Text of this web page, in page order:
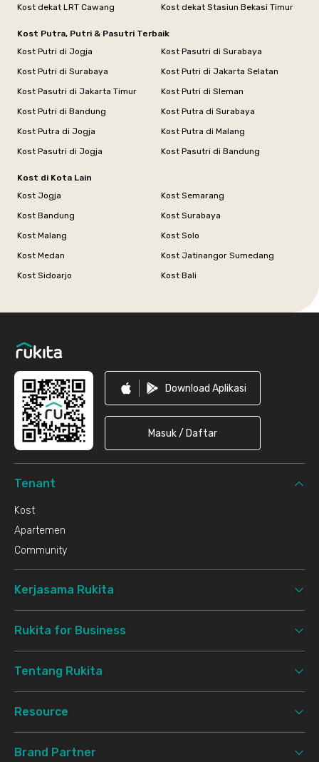
Kost dekat LRT Cawang
Kost dekat Stasiun Bekasi Timur
Kost Putra, Putri & Pasutri Terbaik
Kost Putri di Jogja
Kost Pasutri di Surabaya
Kost Putri di Surabaya
Kost Putri di Jakarta Selatan
Kost Pasutri di Jakarta Timur
Kost Putri di Sleman
Kost Putri di Bandung
Kost Putra di Surabaya
Kost Putra di Jogja
Kost Putra di Malang
Kost Pasutri di Jogja
Kost Pasutri di Bandung
Kost di Kota Lain
Kost Jogja
Kost Semarang
Kost Bandung
Kost Surabaya
Kost Malang
Kost Solo
Kost Medan
Kost Jatinangor Sumedang
Kost Sidoarjo
Kost Bali
Download Aplikasi
Masuk / Daftar
Tenant
Kost
Apartemen
Community
Kerjasama Rukita
Rukita for Business
Tentang Rukita
Resource
Brand Partner